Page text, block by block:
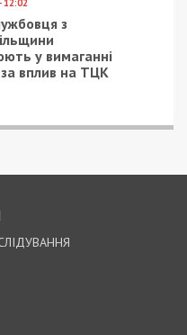
12:02
з
у вимаганні
вплив на ТЦК